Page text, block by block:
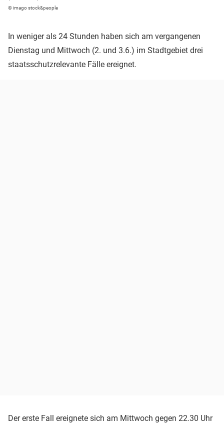
© imago stock&people
In weniger als 24 Stunden haben sich am vergangenen
Dienstag und Mittwoch (2. und 3.6.) im Stadtgebiet drei
staatsschutzrelevante Fälle ereignet.
Der erste Fall ereignete sich am Mittwoch gegen 22.30 Uhr